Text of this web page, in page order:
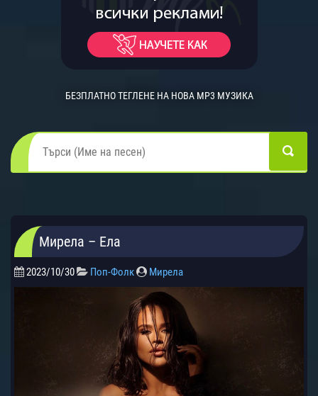
БЕЗПЛАТНО ТЕГЛЕНЕ НА НОВА MP3 МУЗИКА
Мирела – Ела
2023/10/30 Поп-Фолк Мирела